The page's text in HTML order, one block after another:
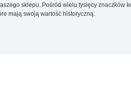
sklepu. Pośród wielu tysięcy znaczków
mają swoją wartość historyczną.